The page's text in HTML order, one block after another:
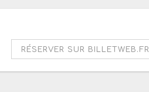
de 10h à 20h
RÉSERVER SUR BILLETWEB.FR